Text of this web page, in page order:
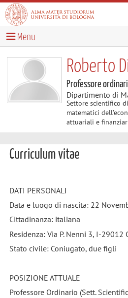
Menu
Roberto
Professore
Dipartimento di
Settore scientifico
matematici
attuariali e
Curriculum vitae
DATI PERSONALI
Data e luogo di nascita: 22
Cittadinanza: italiana
Residenza: Via P. Nenni 3, I-29012
Stato civile: Coniugato, due figli
POSIZIONE ATTUALE
Professore Ordinario (Sett.